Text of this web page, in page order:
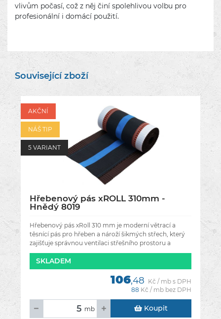
vlivům počasí, což z něj činí spolehlivou volbu pro
profesionální i domácí použití.
Související zboží
AKČNÍ
NÁŠ TIP
5 VARIANT
Hřebenový pás xROLL 310mm -
Hnědý 8019
Hřebenový pás xRoll 310 mm je moderní větrací a
těsnící pás pro hřeben a nároží šikmých střech, který
zajišťuje správnou ventilaci střešního prostoru a
SKLADEM
106,48 Kč / mb s DPH
88 Kč / mb bez DPH
mb Koupit